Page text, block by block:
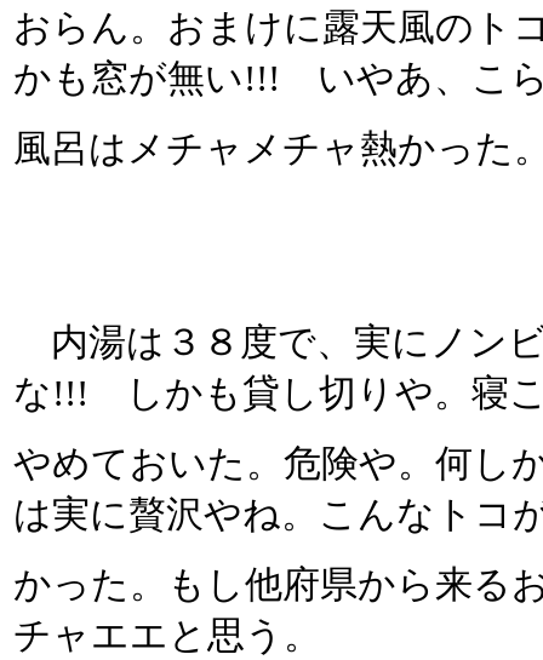
おらん。おまけに露天風のト
かも窓が無い!!! いやあ、こ
風呂はメチャメチャ熱かった
内湯は３８度で、実にノン
な!!! しかも貸し切りや。寝
やめておいた。危険や。何し
は実に贅沢やね。こんなトコ
かった。もし他府県から来る
チャエエと思う。